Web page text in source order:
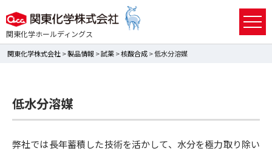
関東化学ホールディングス
関東化学株式会社>製品情報>試薬>核酸合成> 低水分溶媒
低水分溶媒
弊社では長年蓄積した技術を活かして、水分を極力取り除い